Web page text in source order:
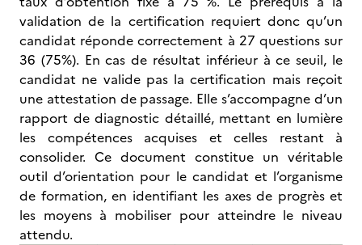
validation de la certification requiert donc qu’un
candidat réponde correctement à 27 questions sur
36 (75%). En cas de résultat inférieur à ce seuil, le
candidat ne valide pas la certification mais reçoit
une attestation de passage. Elle s’accompagne d’un
rapport de diagnostic détaillé, mettant en lumière
les compétences acquises et celles restant à
consolider. Ce document constitue un véritable
outil d’orientation pour le candidat et l’organisme
de formation, en identifiant les axes de progrès et
les moyens à mobiliser pour atteindre le niveau
attendu.